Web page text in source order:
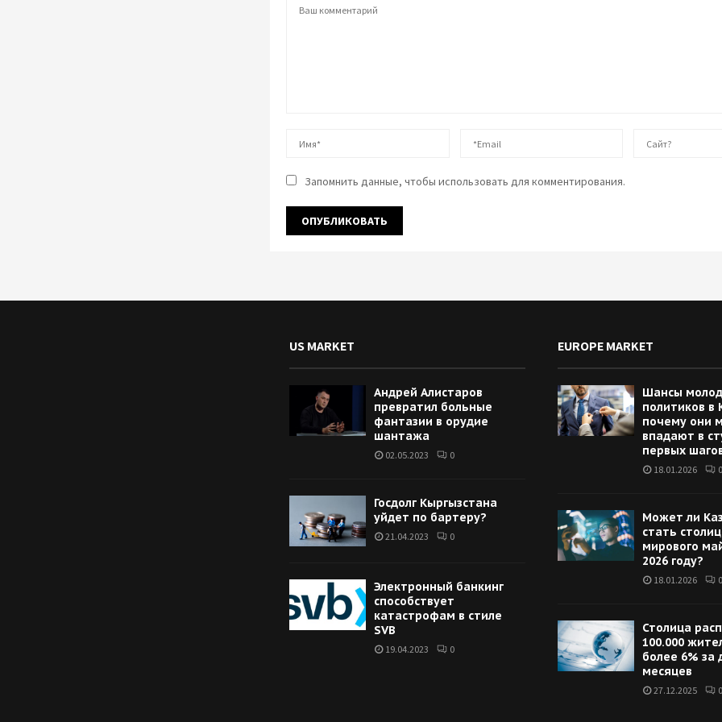
Запомнить данные, чтобы использовать для комментирования.
US MARKET
Андрей Алистаров
превратил больные
фантазии в орудие
шантажа
02.05.2023 0
Госдолг Кыргызстана
уйдет по бартеру?
21.04.2023 0
Электронный банкинг
способствует
катастрофам в стиле
SVB
19.04.2023 0
EUROPE MARKET
Шансы
политиков в
почему они
впадают в
первых
18.01.2026 0
Может ли
стать
мирового
2026 году?
18.01.2026 0
Столица
100.000
более 6% за
месяцев
27.12.2025 0